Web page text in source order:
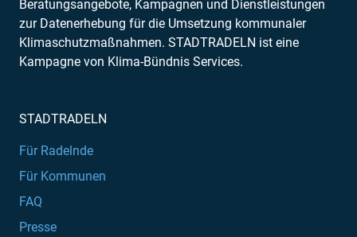
Beratungsangebote, Kampagnen und Dienstleistungen
zur Datenerhebung für die Umsetzung kommunaler
Klimaschutzmaßnahmen. STADTRADELN ist eine
Kampagne von Klima-Bündnis Services.
STADTRADELN
Für Radelnde
Für Kommunen
FAQ
Presse